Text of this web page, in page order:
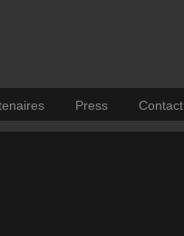
Press Contact